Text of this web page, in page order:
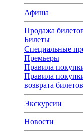
Афиша
Продажа
Билеты
Специальные
Премьеры
Правила
Правила
возврата билетов
Экскурсии
Новости